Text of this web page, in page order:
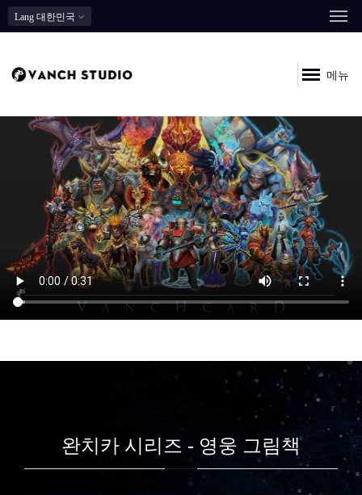
Lang 대한민국
메뉴
완치카 시리즈 - 영웅 그림책